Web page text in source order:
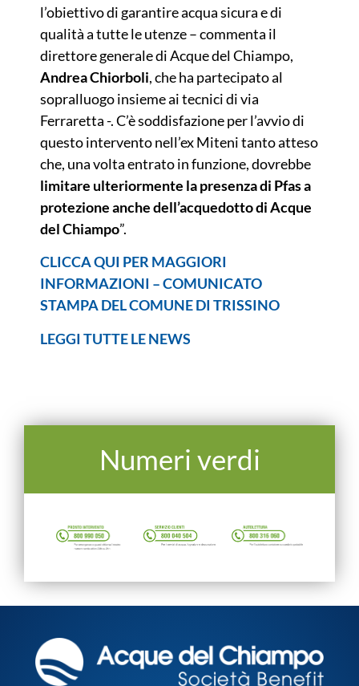
l’obiettivo di garantire acqua sicura e di
qualità a tutte le utenze – commenta il
direttore generale di Acque del Chiampo,
Andrea Chiorboli, che ha partecipato al
sopralluogo insieme ai tecnici di via
Ferraretta -. C’è soddisfazione per l’avvio di
questo intervento nell’ex Miteni tanto atteso
che, una volta entrato in funzione, dovrebbe
limitare ulteriormente la presenza di Pfas a
protezione anche dell’acquedotto di Acque
del Chiampo”.
CLICCA QUI PER MAGGIORI
INFORMAZIONI – COMUNICATO
STAMPA DEL COMUNE DI TRISSINO
LEGGI TUTTE LE NEWS
Numeri verdi